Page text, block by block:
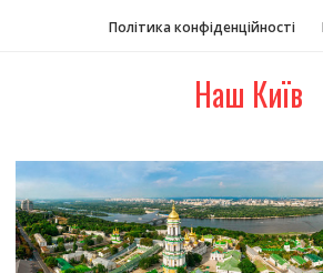
Політика конфіденційності
Наш Київ